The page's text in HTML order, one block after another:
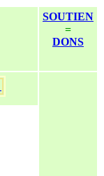
SOUTIEN
=
DONS